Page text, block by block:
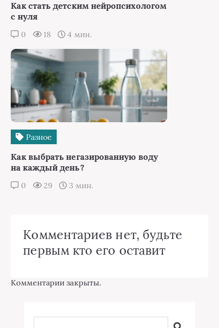
Как стать детским нейропсихологом
с нуля
0 18 4 мин.
Разное
Как выбрать негазированную воду
на каждый день?
0 29 3 мин.
Комментариев нет, будьте
первым кто его оставит
Комментарии закрыты.